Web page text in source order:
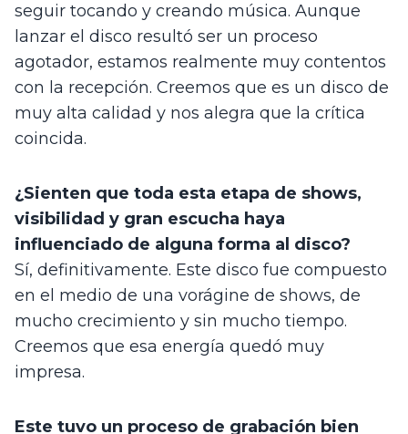
seguir tocando y creando música. Aunque
lanzar el disco resultó ser un proceso
agotador, estamos realmente muy contentos
con la recepción. Creemos que es un disco de
muy alta calidad y nos alegra que la crítica
coincida.
¿Sienten que toda esta etapa de shows,
visibilidad y gran escucha haya
influenciado de alguna forma al disco?
Sí, definitivamente. Este disco fue compuesto
en el medio de una vorágine de shows, de
mucho crecimiento y sin mucho tiempo.
Creemos que esa energía quedó muy
impresa.
Este tuvo un proceso de grabación bien